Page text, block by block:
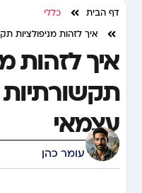
דף הבית
כללי
איך לזהות מניפולציות
איך לזהות
עצמאי
עומר כהן